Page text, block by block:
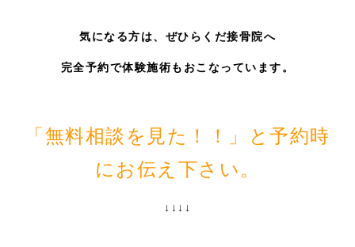
気になる方は、ぜひらくだ接骨院へ
完全予約で体験施術もおこなっています。
「無料相談を見た！！」と予約時
にお伝え下さい。
↓↓↓↓